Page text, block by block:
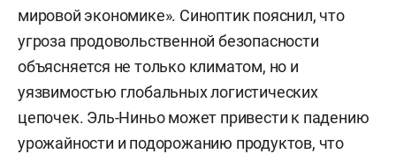
мировой экономике». Синоптик пояснил, что
угроза продовольственной безопасности
объясняется не только климатом, но и
уязвимостью глобальных логистических
цепочек. Эль-Ниньо может привести к падению
урожайности и подорожанию продуктов, что